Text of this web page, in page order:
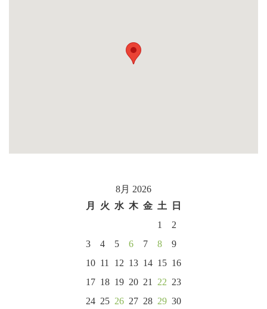
8月 2026
月
火 水 木 金 土
日
1
2
3
4 5 6 7 8
9
10 11 12 13 14 15 16
17 18 19 20 21 22 23
24 25 26 27 28 29 30